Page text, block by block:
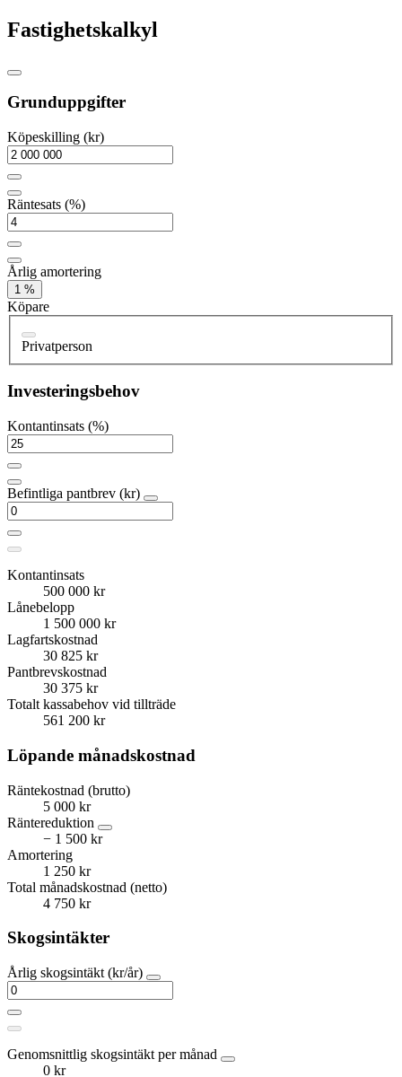
Fastighetskalkyl
Grunduppgifter
Köpeskilling (kr)
Räntesats (%)
Årlig amortering
1 %
Köpare
Privatperson
Investeringsbehov
Kontantinsats (%)
Befintliga pantbrev (kr)
Kontantinsats
500 000 kr
Lånebelopp
1 500 000 kr
Lagfartskostnad
30 825 kr
Pantbrevskostnad
30 375 kr
Totalt kassabehov vid tillträde
561 200 kr
Löpande månadskostnad
Räntekostnad (brutto)
5 000 kr
Räntereduktion
− 1 500 kr
Amortering
1 250 kr
Total månadskostnad (netto)
4 750 kr
Skogsintäkter
Årlig skogsintäkt (kr/år)
Genomsnittlig skogsintäkt per månad
0 kr